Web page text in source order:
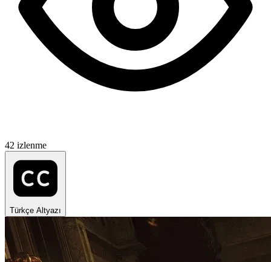
42 izlenme
Türkçe Altyazı